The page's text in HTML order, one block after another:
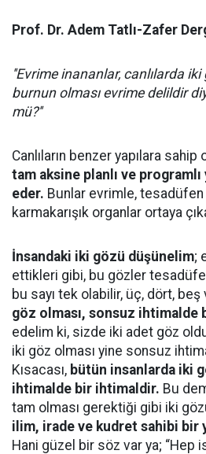
Prof. Dr. Adem Tatlı-Zafer
''Evrime inananlar, canlılarda
burnun olması evrime delildir
mü?''
Canlıların benzer yapılara sahip
tam aksine planlı ve programlı
eder. Bunlar evrimle, tesadüfen
karmakarışık organlar ortaya
İnsandaki iki gözü düşünelim;
ettikleri gibi, bu gözler
bu sayı tek olabilir, üç, dört,
göz olması, sonsuz ihtimalde
edelim ki, sizde iki adet göz
iki göz olması yine sonsuz
Kısacası, bütün insanlarda iki
ihtimalde bir ihtimaldir. Bu
tam olması gerektiği gibi iki
ilim, irade ve kudret sahibi bir
Hani güzel bir söz var ya; “Hep